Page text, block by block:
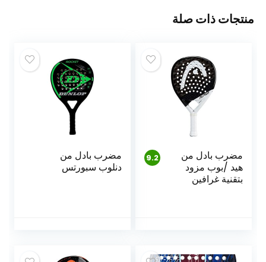
منتجات ذات صلة
9.2
مضرب بادل من
هيد /بوب مزود
بتقنية غرافين
مضرب بادل من
دنلوب سبورتس